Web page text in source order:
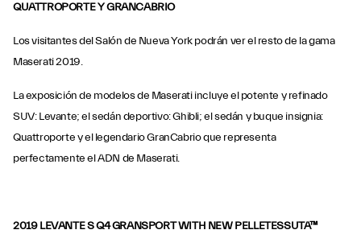
QUATTROPORTE Y GRANCABRIO
Los visitantes del Salón de Nueva York podrán ver el resto de la gama
Maserati 2019.
La exposición de modelos de Maserati incluye el potente y refinado
SUV: Levante; el sedán deportivo: Ghibli; el sedán y buque insignia:
Quattroporte y el legendario GranCabrio que representa
perfectamente el ADN de Maserati.
2019 LEVANTE S Q4 GRANSPORT WITH NEW PELLETESSUTA™